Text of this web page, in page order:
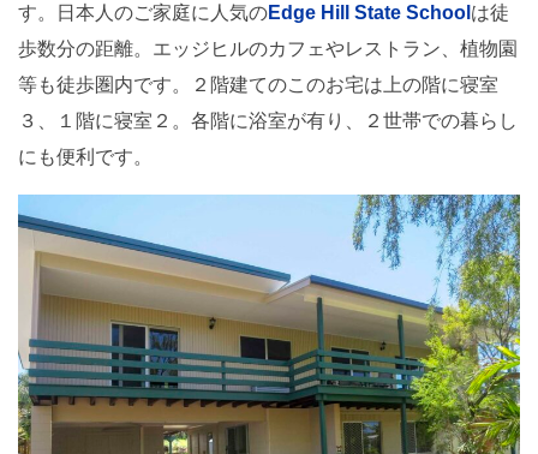
す。日本人のご家庭に人気のEdge Hill State School は徒
歩数分の距離。エッジヒルのカフェやレストラン、植物園
等も徒歩圏内です。２階建てのこのお宅は上の階に寝室
３、１階に寝室２。各階に浴室が有り、２世帯での暮らし
にも便利です。